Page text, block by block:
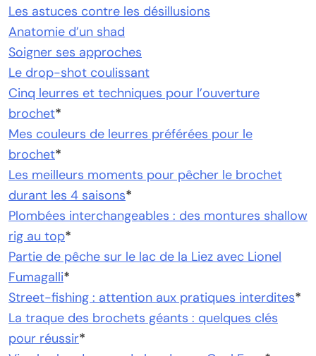
Les astuces contre les désillusions
Anatomie d’un shad
Soigner ses approches
Le drop-shot coulissant
Cinq leurres et techniques pour l’ouverture
brochet*
Mes couleurs de leurres préférées pour le
brochet*
Les meilleurs moments pour pêcher le brochet
durant les 4 saisons*
Plombées interchangeables : des montures shallow
rig au top*
Partie de pêche sur le lac de la Liez avec Lionel
Fumagalli*
Street-fishing : attention aux pratiques interdites*
La traque des brochets géants : quelques clés
pour réussir*